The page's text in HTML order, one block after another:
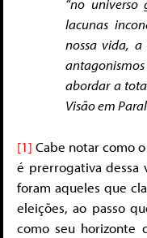
lacunas
nossa vida,
abordar a
Visão em
[1] Cabe notar como
é prerrogativa dessa
foram aqueles que
eleições, ao passo
como seu horizonte